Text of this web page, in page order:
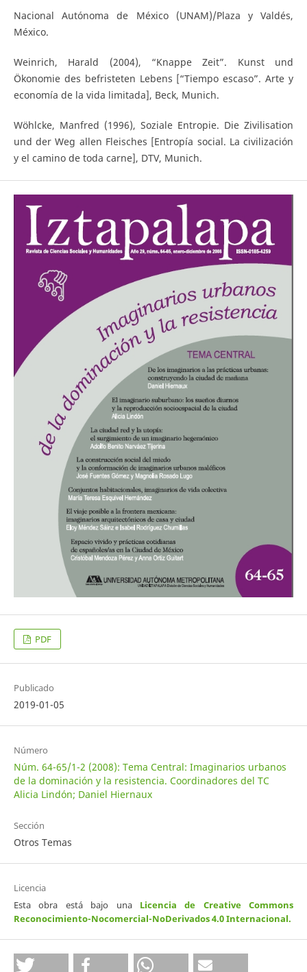
Nacional Autónoma de México (UNAM)/Plaza y Valdés,
México.
Weinrich, Harald (2004), “Knappe Zeit”. Kunst und
Ökonomie des befristeten Lebens [“Tiempo escaso”. Arte y
economía de la vida limitada], Beck, Munich.
Wöhlcke, Manfred (1996), Soziale Entropie. Die Zivilisation
und der Weg allen Fleisches [Entropía social. La civilización
y el camino de toda carne], DTV, Munich.
PDF
Publicado
2019-01-05
Número
Núm. 64-65/1-2 (2008): Tema Central: Imaginarios urbanos
de la dominación y la resistencia. Coordinadores del TC
Alicia Lindón; Daniel Hiernaux
Sección
Otros Temas
Licencia
Esta obra está bajo una Licencia de Creative Commons
Reconocimiento-Nocomercial-NoDerivados 4.0 Internacional.